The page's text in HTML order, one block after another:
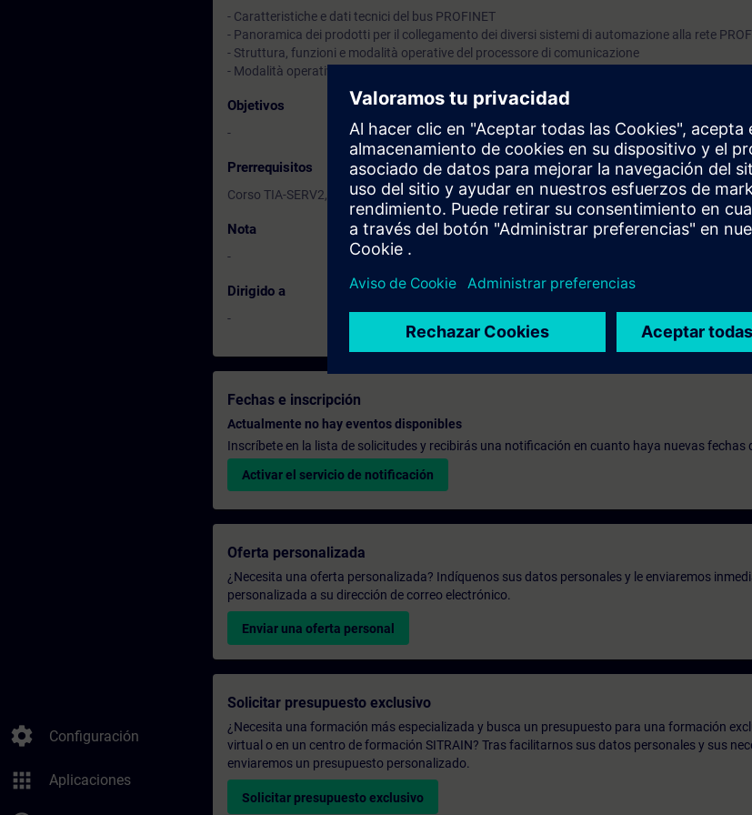
settings Configuración
apps Aplicaciones
- Caratteristiche e dati tecnici del bus PROFINET
- Panoramica dei prodotti per il collegamento dei diversi sistemi di automazione alla rete
- Struttura, funzioni e modalità operative del processore di comunicazione
- Modalità operative dei blocchi funzionali standard di comunicazione
Objetivos
-
Prerrequisitos
Corso TIA-SERV2, TIA-PRO1 o possedere conoscenza equivalente.
Nota
-
Dirigido a
-
Fechas e inscripción
Actualmente no hay eventos disponibles
Inscríbete en la lista de solicitudes y recibirás una notificación en cuanto haya nuevas fechas
Activar el servicio de notificación
Oferta personalizada
¿Necesita una oferta personalizada? Indíquenos sus datos personales y le enviaremos
personalizada a su dirección de correo electrónico.
Enviar una oferta personal
Solicitar presupuesto exclusivo
¿Necesita una formación más especializada y busca un presupuesto para una formación
virtual o en un centro de formación SITRAIN? Tras facilitarnos sus datos personales y sus
enviaremos un presupuesto personalizado.
Solicitar presupuesto exclusivo